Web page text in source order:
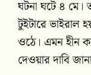
ঘটনা ঘটে ৪
টুইটারে
ওঠে। এমন হীন
দেওয়ার দাবি